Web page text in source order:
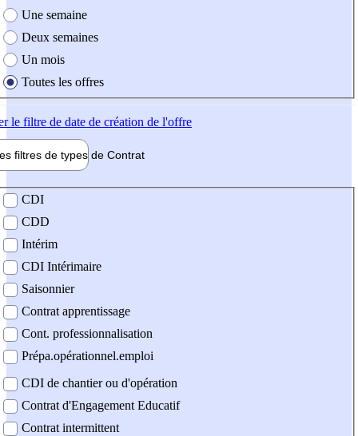
Une semaine
Deux semaines
Un mois
Toutes les offres
le filtre de date de création de l'offre
filtres de types de Contrat
contrat
CDI
CDD
Intérim
CDI Intérimaire
Saisonnier
Contrat apprentissage
Cont. professionnalisation
Prépa.opérationnel.emploi
CDI de chantier ou d'opération
Contrat d'Engagement Educatif
Contrat intermittent